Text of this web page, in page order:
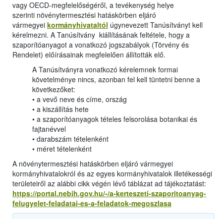
vagy OECD-megfelelőségéről, a tevékenység helye
szerinti növénytermesztési hatáskörben eljáró
vármegyei kormányhivataltól úgynevezett Tanúsítványt kell
kérelmezni. A Tanúsítvány kiállításának feltétele, hogy a
szaporítóanyagot a vonatkozó jogszabályok (Törvény és
Rendelet) előírásainak megfelelően állították elő.
A Tanúsítványra vonatkozó kérelemnek formai
követelménye nincs, azonban fel kell tüntetni benne a
következőket:
• a vevő neve és címe, ország
• a kiszállítás hete
• a szaporítóanyagok tételes felsorolása botanikai és
fajtanévvel
• darabszám tételenként
• méret tételenként
A növénytermesztési hatáskörben eljáró vármegyei
kormányhivatalokról és az egyes kormányhivatalok illetékességi
területeiről az alábbi cikk végén lévő táblázat ad tájékoztatást:
https://portal.nebih.gov.hu/-/a-kerteszeti-szaporitoanyag-
felugyelet-feladatai-es-a-feladatok-megoszlasa